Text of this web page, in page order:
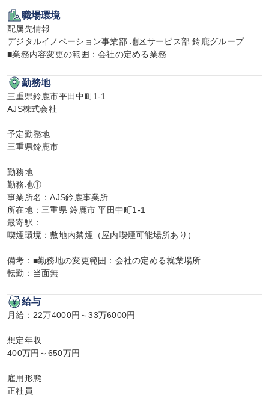
職場環境
配属先情報
デジタルイノベーション事業部 地区サービス部 鈴鹿グループ
■業務内容変更の範囲：会社の定める業務
勤務地
三重県鈴鹿市平田中町1-1
AJS株式会社
予定勤務地
三重県鈴鹿市
勤務地
勤務地①
事業所名：AJS鈴鹿事業所
所在地：三重県 鈴鹿市 平田中町1-1
最寄駅：
喫煙環境：敷地内禁煙（屋内喫煙可能場所あり）
備考：■勤務地の変更範囲：会社の定める就業場所
転勤：当面無
給与
月給：22万4000円～33万6000円
想定年収
400万円～650万円
雇用形態
正社員